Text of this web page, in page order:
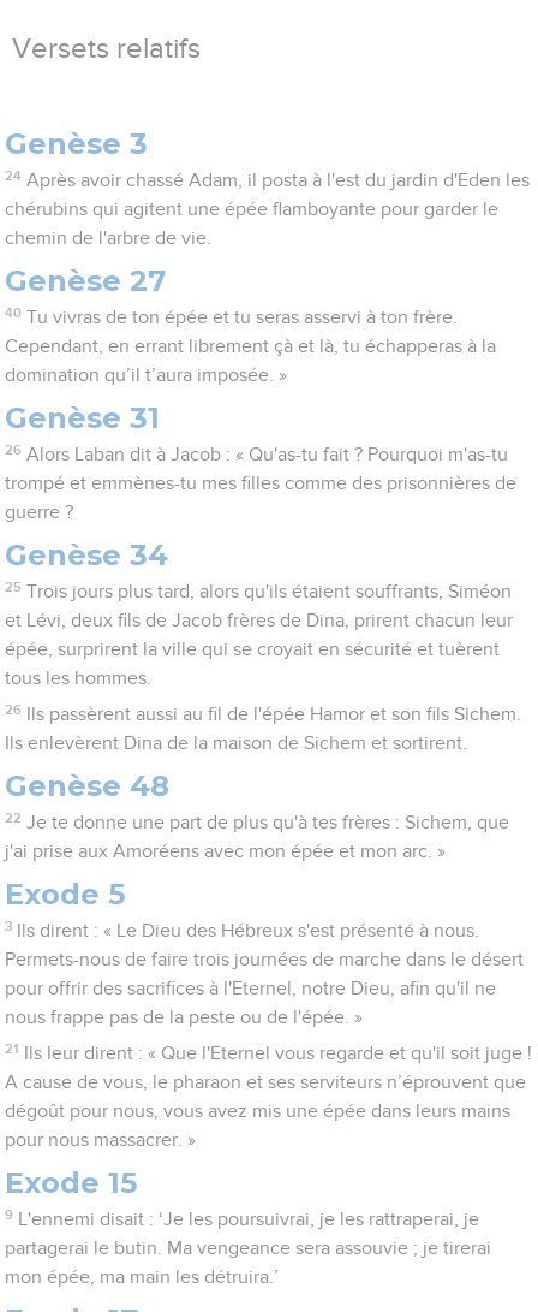
Versets relatifs
Genèse 3
24 Après avoir chassé Adam, il posta à l'est du jardin d'Eden les
chérubins qui agitent une épée flamboyante pour garder le
chemin de l'arbre de vie.
Genèse 27
40 Tu vivras de ton épée et tu seras asservi à ton frère.
Cependant, en errant librement çà et là, tu échapperas à la
domination qu’il t’aura imposée. »
Genèse 31
26 Alors Laban dit à Jacob : « Qu'as-tu fait ? Pourquoi m'as-tu
trompé et emmènes-tu mes filles comme des prisonnières de
guerre ?
Genèse 34
25 Trois jours plus tard, alors qu'ils étaient souffrants, Siméon
et Lévi, deux fils de Jacob frères de Dina, prirent chacun leur
épée, surprirent la ville qui se croyait en sécurité et tuèrent
tous les hommes.
26
Ils passèrent aussi au fil de l'épée Hamor et son fils Sichem.
Ils enlevèrent Dina de la maison de Sichem et sortirent.
Genèse 48
22 Je te donne une part de plus qu'à tes frères : Sichem, que
j'ai prise aux Amoréens avec mon épée et mon arc. »
Exode 5
3
Ils dirent : « Le Dieu des Hébreux s'est présenté à nous.
Permets-nous de faire trois journées de marche dans le désert
pour offrir des sacrifices à l'Eternel, notre Dieu, afin qu'il ne
nous frappe pas de la peste ou de l'épée. »
21
Ils leur dirent : « Que l'Eternel vous regarde et qu'il soit juge !
A cause de vous, le pharaon et ses serviteurs n’éprouvent que
dégoût pour nous, vous avez mis une épée dans leurs mains
pour nous massacrer. »
Exode 15
9
L'ennemi disait : ‘Je les poursuivrai, je les rattraperai, je
partagerai le butin. Ma vengeance sera assouvie ; je tirerai
mon épée, ma main les détruira.’